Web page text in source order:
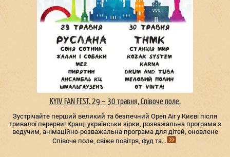
KYIV FAN FEST. 29 – 30 травня, Співоче поле.
Зустрічайте перший великий та безпечний Open Air у Києві після
тривалої перерви! Кращі українськи зірки, розважальна програма з
ведучим, анімаційно-розважальна програма для дітей, оновлене
Співоче поле, свіже повітря, фуд та…